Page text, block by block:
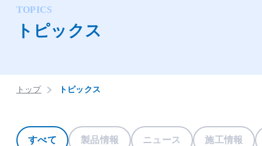
TOPICS
トピックス
トップ トピックス
すべて 製品情報 ニュース 施工情報